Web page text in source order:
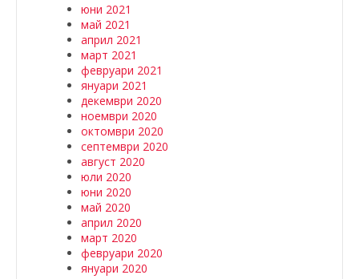
юни 2021
май 2021
април 2021
март 2021
февруари 2021
януари 2021
декември 2020
ноември 2020
октомври 2020
септември 2020
август 2020
юли 2020
юни 2020
май 2020
април 2020
март 2020
февруари 2020
януари 2020